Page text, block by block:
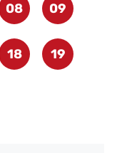
08 09
18 19